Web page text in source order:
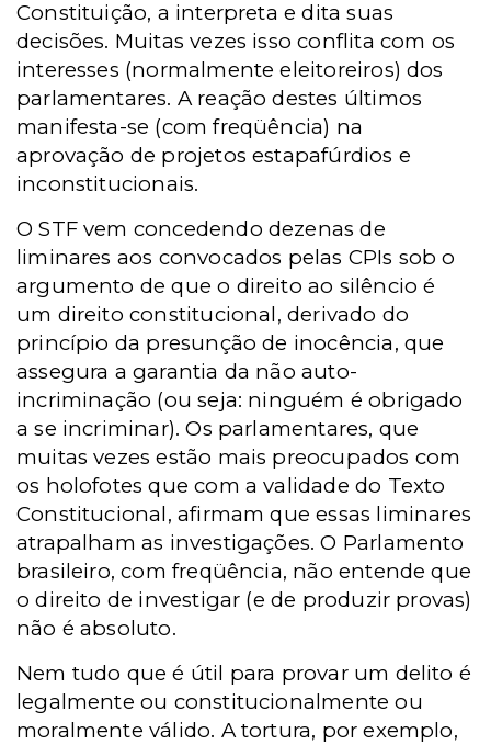
Constituição, a interpreta e dita suas
decisões. Muitas vezes isso conflita com os
interesses (normalmente eleitoreiros) dos
parlamentares. A reação destes últimos
manifesta-se (com freqüência) na
aprovação de projetos estapafúrdios e
inconstitucionais.
O STF vem concedendo dezenas de
liminares aos convocados pelas CPIs sob o
argumento de que o direito ao silêncio é
um direito constitucional, derivado do
princípio da presunção de inocência, que
assegura a garantia da não auto-
incriminação (ou seja: ninguém é obrigado
a se incriminar). Os parlamentares, que
muitas vezes estão mais preocupados com
os holofotes que com a validade do Texto
Constitucional, afirmam que essas liminares
atrapalham as investigações. O Parlamento
brasileiro, com freqüência, não entende que
o direito de investigar (e de produzir provas)
não é absoluto.
Nem tudo que é útil para provar um delito é
legalmente ou constitucionalmente ou
moralmente válido. A tortura, por exemplo,